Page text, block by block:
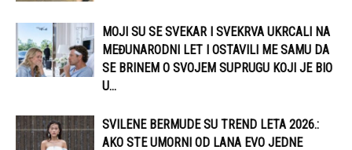
MOJI SU SE SVEKAR I SVEKRVA UKRCALI NA
MEĐUNARODNI LET I OSTAVILI ME SAMU DA
SE BRINEM O SVOJEM SUPRUGU KOJI JE BIO
U...
SVILENE BERMUDE SU TREND LETA 2026.:
AKO STE UMORNI OD LANA EVO JEDNE